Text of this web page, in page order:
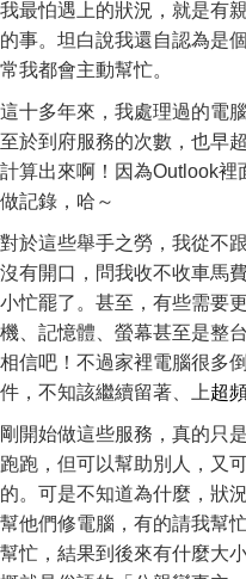
我最怕遇上的狀況，就是有
的事。坦白說我還自認為是
常我都會主動幫忙。
這十多年來，我處理過的電
至於到府服務的次數，也早
計算出來啊！因為Outlook裡
做記錄，哈～
對於這些舉手之勞，我從不
沒有開口，問我收不收車馬
小忙罷了。甚至，有些需要
機、記憶體、螢幕甚至是整
相信吧！不過家裡電腦很多
件，不知該繼續留著、上超
剛開始做這些服務，真的只
跑跑，但可以幫助別人，又
的。可是不知道為什麼，狀
幫他們修電腦，有的請我幫
幫忙，結果到後來有什麼大